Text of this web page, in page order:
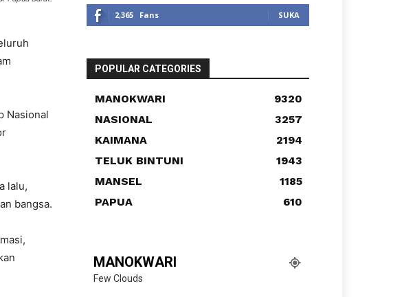
Nasional
lalu,
bangsa.
2,365 Fans SUKA
POPULAR CATEGORIES
MANOKWARI
9320
NASIONAL
3257
KAIMANA
2194
TELUK BINTUNI
1943
MANSEL
1185
PAPUA
610
MANOKWARI
Few Clouds